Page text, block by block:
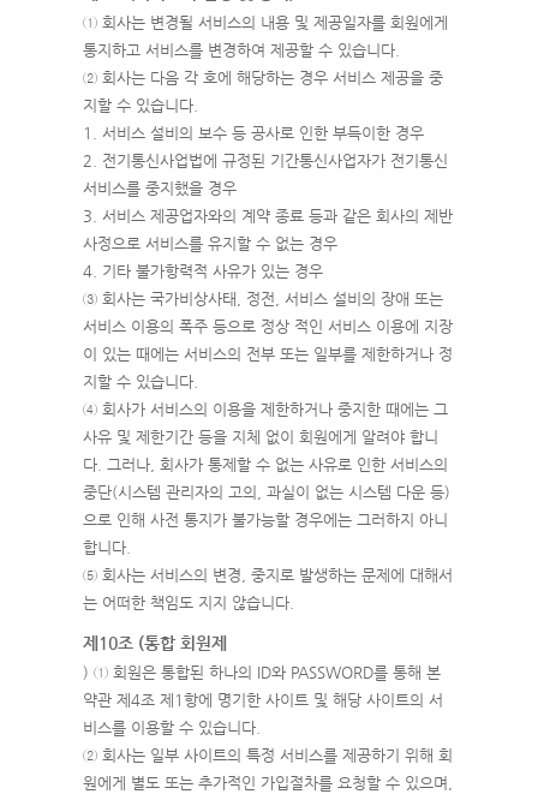
① 회사는 변경될 서비스의 내용 및 제공일자를 회원에게
통지하고 서비스를 변경하여 제공할 수 있습니다.
② 회사는 다음 각 호에 해당하는 경우 서비스 제공을 중
지할 수 있습니다.
1. 서비스 설비의 보수 등 공사로 인한 부득이한 경우
2. 전기통신사업법에 규정된 기간통신사업자가 전기통신
서비스를 중지했을 경우
3. 서비스 제공업자와의 계약 종료 등과 같은 회사의 제반
사정으로 서비스를 유지할 수 없는 경우
4. 기타 불가항력적 사유가 있는 경우
③ 회사는 국가비상사태, 정전, 서비스 설비의 장애 또는
서비스 이용의 폭주 등으로 정상 적인 서비스 이용에 지장
이 있는 때에는 서비스의 전부 또는 일부를 제한하거나 정
지할 수 있습니다.
④ 회사가 서비스의 이용을 제한하거나 중지한 때에는 그
사유 및 제한기간 등을 지체 없이 회원에게 알려야 합니
다. 그러나, 회사가 통제할 수 없는 사유로 인한 서비스의
중단(시스템 관리자의 고의, 과실이 없는 시스템 다운 등)
으로 인해 사전 통지가 불가능할 경우에는 그러하지 아니
합니다.
⑤ 회사는 서비스의 변경, 중지로 발생하는 문제에 대해서
는 어떠한 책임도 지지 않습니다.
제10조 (통합 회원제
) ① 회원은 통합된 하나의 ID와 PASSWORD를 통해 본
약관 제4조 제1항에 명기한 사이트 및 해당 사이트의 서
비스를 이용할 수 있습니다.
② 회사는 일부 사이트의 특정 서비스를 제공하기 위해 회
원에게 별도 또는 추가적인 가입절차를 요청할 수 있으며,